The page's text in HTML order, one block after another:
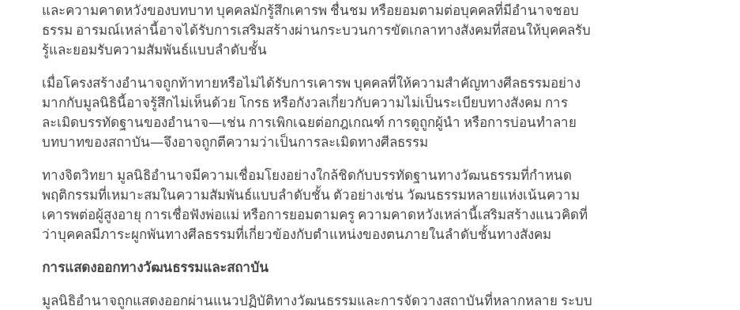
และความคาดหวังของบทบาท บุคคลมักรู้สึกเคารพ ชื่นชม หรือยอมตามต่อบุคคลที่มีอำนาจชอบ
ธรรม อารมณ์เหล่านี้อาจได้รับการเสริมสร้างผ่านกระบวนการขัดเกลาทางสังคมที่สอนให้บุคคลรับ
รู้และยอมรับความสัมพันธ์แบบลำดับชั้น
เมื่อโครงสร้างอำนาจถูกท้าทายหรือไม่ได้รับการเคารพ บุคคลที่ให้ความสำคัญทางศีลธรรมอย่าง
มากกับมูลนิธินี้อาจรู้สึกไม่เห็นด้วย โกรธ หรือกังวลเกี่ยวกับความไม่เป็นระเบียบทางสังคม การ
ละเมิดบรรทัดฐานของอำนาจ—เช่น การเพิกเฉยต่อกฎเกณฑ์ การดูถูกผู้นำ หรือการบ่อนทำลาย
บทบาทของสถาบัน—จึงอาจถูกตีความว่าเป็นการละเมิดทางศีลธรรม
ทางจิตวิทยา มูลนิธิอำนาจมีความเชื่อมโยงอย่างใกล้ชิดกับบรรทัดฐานทางวัฒนธรรมที่กำหนด
พฤติกรรมที่เหมาะสมในความสัมพันธ์แบบลำดับชั้น ตัวอย่างเช่น วัฒนธรรมหลายแห่งเน้นความ
เคารพต่อผู้สูงอายุ การเชื่อฟังพ่อแม่ หรือการยอมตามครู ความคาดหวังเหล่านี้เสริมสร้างแนวคิดที่
ว่าบุคคลมีภาระผูกพันทางศีลธรรมที่เกี่ยวข้องกับตำแหน่งของตนภายในลำดับชั้นทางสังคม
การแสดงออกทางวัฒนธรรมและสถาบัน
มูลนิธิอำนาจถูกแสดงออกผ่านแนวปฏิบัติทางวัฒนธรรมและการจัดวางสถาบันที่หลากหลาย ระบบ